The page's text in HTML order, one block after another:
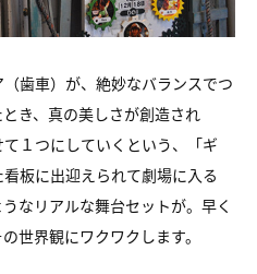
（歯車）が、絶妙なバランスでつ
き、真の美しさが創造され
１つにしていくという、「ギ
板に出迎えられて劇場に入る
なリアルな舞台セットが。早く
世界観にワクワクします。